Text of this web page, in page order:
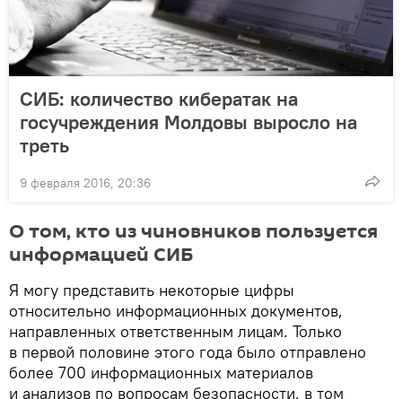
СИБ: количество кибератак на
госучреждения Молдовы выросло на
треть
9 февраля 2016, 20:36
О том, кто из чиновников пользуется
информацией СИБ
Я могу представить некоторые цифры
относительно информационных документов,
направленных ответственным лицам. Только
в первой половине этого года было отправлено
более 700 информационных материалов
и анализов по вопросам безопасности, в том